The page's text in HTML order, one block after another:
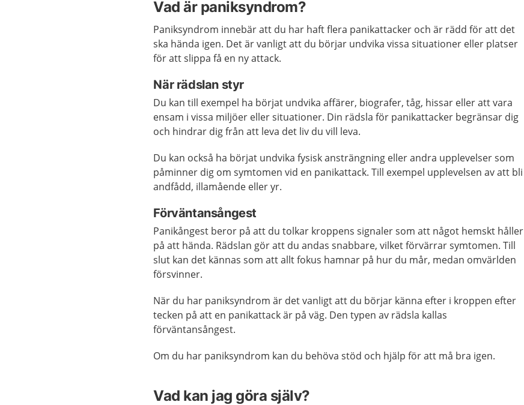
Vad är paniksyndrom?
Paniksyndrom innebär att du har haft flera panikattacker och är rädd för att det
ska hända igen. Det är vanligt att du börjar undvika vissa situationer eller platser
för att slippa få en ny attack.
När rädslan styr
Du kan till exempel ha börjat undvika affärer, biografer, tåg, hissar eller att vara
ensam i vissa miljöer eller situationer. Din rädsla för panikattacker begränsar dig
och hindrar dig från att leva det liv du vill leva.
Du kan också ha börjat undvika fysisk ansträngning eller andra upplevelser som
påminner dig om symtomen vid en panikattack. Till exempel upplevelsen av att bli
andfådd, illamående eller yr.
Förväntansångest
Panikångest beror på att du tolkar kroppens signaler som att något hemskt håller
på att hända. Rädslan gör att du andas snabbare, vilket förvärrar symtomen. Till
slut kan det kännas som att allt fokus hamnar på hur du mår, medan omvärlden
försvinner.
När du har paniksyndrom är det vanligt att du börjar känna efter i kroppen efter
tecken på att en panikattack är på väg. Den typen av rädsla kallas
förväntansångest.
Om du har paniksyndrom kan du behöva stöd och hjälp för att må bra igen.
Vad kan jag göra själv?